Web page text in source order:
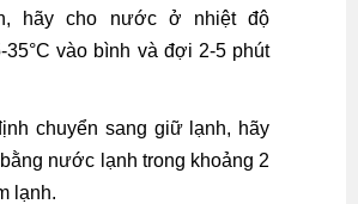
hãy cho nước ở nhiệt độ
35°C vào bình và đợi 2-5 phút
chuyển sang giữ lạnh, hãy
nước lạnh trong khoảng 2
lạnh.